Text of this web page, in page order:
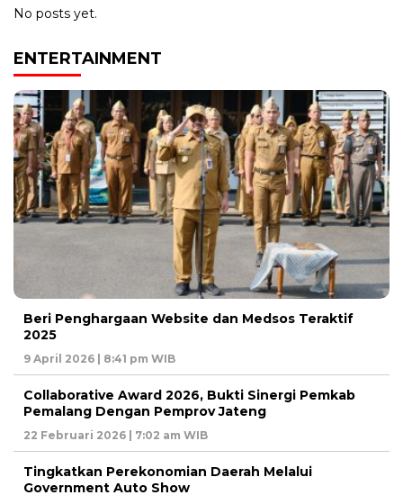
No posts yet.
ENTERTAINMENT
Beri Penghargaan Website dan Medsos Teraktif
2025
9 April 2026 | 8:41 pm WIB
Collaborative Award 2026, Bukti Sinergi Pemkab
Pemalang Dengan Pemprov Jateng
22 Februari 2026 | 7:02 am WIB
Tingkatkan Perekonomian Daerah Melalui
Government Auto Show